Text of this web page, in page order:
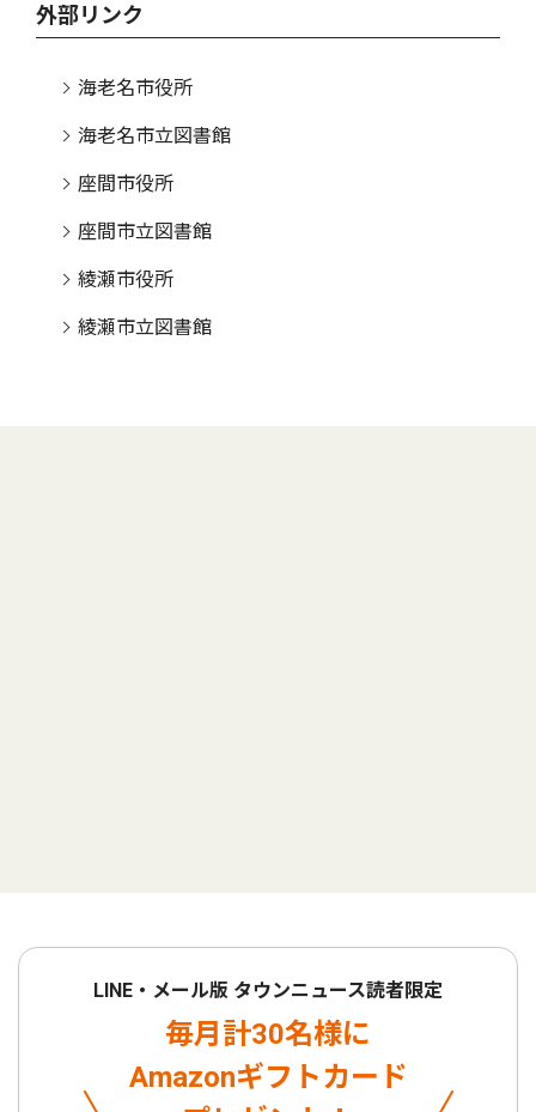
外部リンク
海老名市役所
海老名市立図書館
座間市役所
座間市立図書館
綾瀬市役所
綾瀬市立図書館
LINE・メール版 タウンニュース読者限定
毎月計30名様に
Amazonギフトカード